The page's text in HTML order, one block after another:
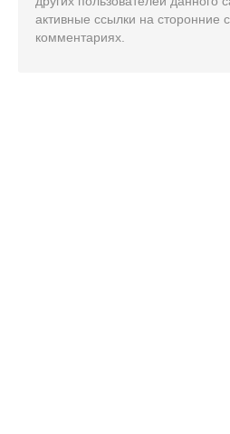
активные ссылки на сторонние
комментариях.